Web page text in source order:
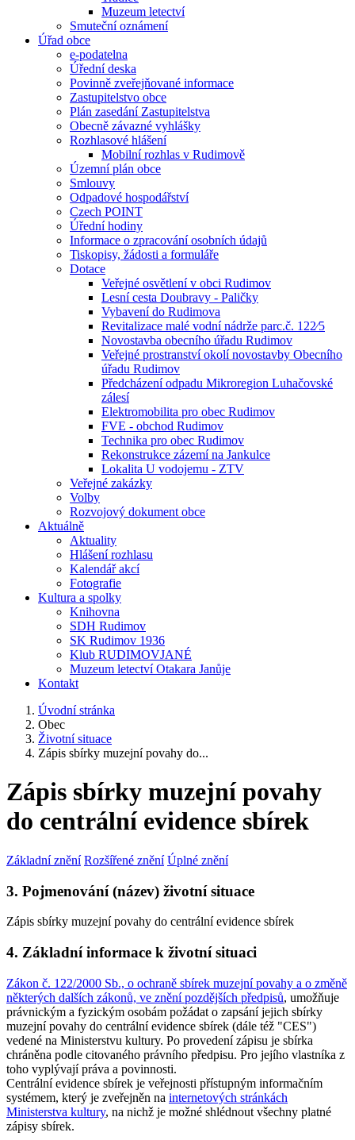
Muzeum letectví
Smuteční oznámení
Úřad obce
e-podatelna
Úřední deska
Povinně zveřejňované informace
Zastupitelstvo obce
Plán zasedání Zastupitelstva
Obecně závazné vyhlášky
Rozhlasové hlášení
Mobilní rozhlas v Rudimově
Územní plán obce
Smlouvy
Odpadové hospodářství
Czech POINT
Úřední hodiny
Informace o zpracování osobních údajů
Tiskopisy, žádosti a formuláře
Dotace
Veřejné osvětlení v obci Rudimov
Lesní cesta Doubravy - Paličky
Vybavení do Rudimova
Revitalizace malé vodní nádrže parc.č. 122⁄5
Novostavba obecního úřadu Rudimov
Veřejné prostranství okolí novostavby Obecního
úřadu Rudimov
Předcházení odpadu Mikroregion Luhačovské
zálesí
Elektromobilita pro obec Rudimov
FVE - obchod Rudimov
Technika pro obec Rudimov
Rekonstrukce zázemí na Jankulce
Lokalita U vodojemu - ZTV
Veřejné zakázky
Volby
Rozvojový dokument obce
Aktuálně
Aktuality
Hlášení rozhlasu
Kalendář akcí
Fotografie
Kultura a spolky
Knihovna
SDH Rudimov
SK Rudimov 1936
Klub RUDIMOVJANÉ
Muzeum letectví Otakara Janůje
Kontakt
Úvodní stránka
Obec
Životní situace
Zápis sbírky muzejní povahy do...
Zápis sbírky muzejní povahy
do centrální evidence sbírek
Základní znění Rozšířené znění Úplné znění
3. Pojmenování (název) životní situace
Zápis sbírky muzejní povahy do centrální evidence sbírek
4. Základní informace k životní situaci
Zákon č. 122/2000 Sb., o ochraně sbírek muzejní povahy a o změně
některých dalších zákonů, ve znění pozdějších předpisů, umožňuje
právnickým a fyzickým osobám požádat o zapsání jejich sbírky
muzejní povahy do centrální evidence sbírek (dále též "CES")
vedené na Ministerstvu kultury. Po provedení zápisu je sbírka
chráněna podle citovaného právního předpisu. Pro jejího vlastníka z
toho vyplývají práva a povinnosti.
Centrální evidence sbírek je veřejnosti přístupným informačním
systémem, který je zveřejněn na internetových stránkách
Ministerstva kultury, na nichž je možné shlédnout všechny platné
zápisy sbírek.